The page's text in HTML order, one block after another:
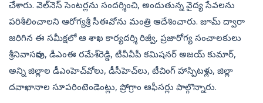
చేశారు. వెల్‌నెస్‌ సెంటర్లను సందర్శించి, అందుతున్న వైద్య సేవలను
పరిశీలించాలని ఆరోగ్యశ్రీ సీఈవోను మంత్రి ఆదేశించారు. జూమ్‌ ద్వారా
జరిగిన ఈ సమీక్షలో ఆ శాఖ కార్యదర్శి రిజ్వీ, ప్రజారోగ్య సంచాలకులు
శ్రీనివాసరావు, డీఎంఈ రమేశ్‌రెడ్డి, టీవీవీపీ కమిషనర్‌ అజయ్‌ కుమార్,
అన్ని జిల్లాల డీఎంహెచ్‌వోలు, డీసీహెచ్‌లు, టీచింగ్‌ హాస్పిటళ్లు, జిల్లా
దవాఖానాల సూపరింటెండెంట్లు, ప్రోగ్రాం ఆఫీసర్లు పాల్గొన్నారు.